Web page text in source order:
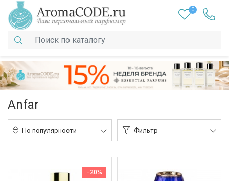
0
Anfar
По популярности Фильтр
−20%